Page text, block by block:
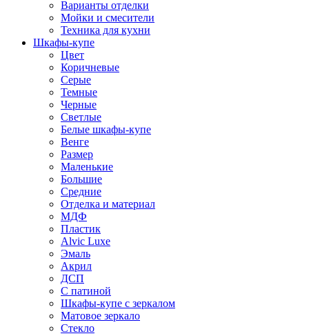
Варианты отделки
Мойки и смесители
Техника для кухни
Шкафы-купе
Цвет
Коричневые
Серые
Темные
Черные
Светлые
Белые шкафы-купе
Венге
Размер
Маленькие
Большие
Средние
Отделка и материал
МДФ
Пластик
Alvic Luxe
Эмаль
Акрил
ДСП
С патиной
Шкафы-купе с зеркалом
Матовое зеркало
Стекло